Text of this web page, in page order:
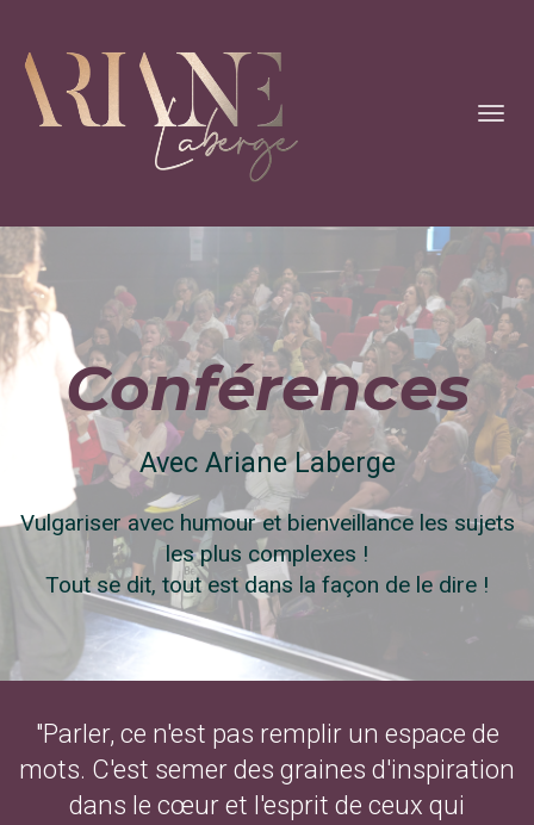
Conférences
Avec Ariane Laberge
Vulgariser avec humour et bienveillance les sujets
les plus complexes !
Tout se dit, tout est dans la façon de le dire !
"Parler, ce n'est pas remplir un espace de
mots. C'est semer des graines d'inspiration
dans le cœur et l'esprit de ceux qui